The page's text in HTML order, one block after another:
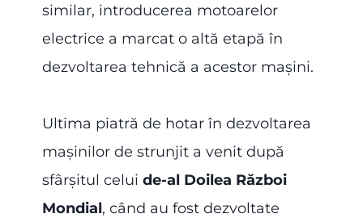
similar, introducerea motoarelor
electrice a marcat o altă etapă în
dezvoltarea tehnică a acestor mașini.
Ultima piatră de hotar în dezvoltarea
mașinilor de strunjit a venit după
sfârșitul celui de-al Doilea Război
Mondial, când au fost dezvoltate